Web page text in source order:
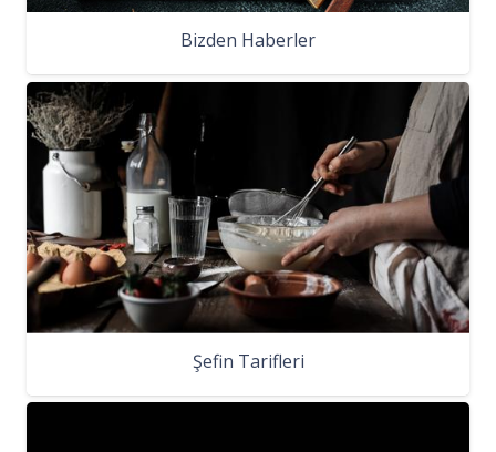
Bizden Haberler
Şefin Tarifleri